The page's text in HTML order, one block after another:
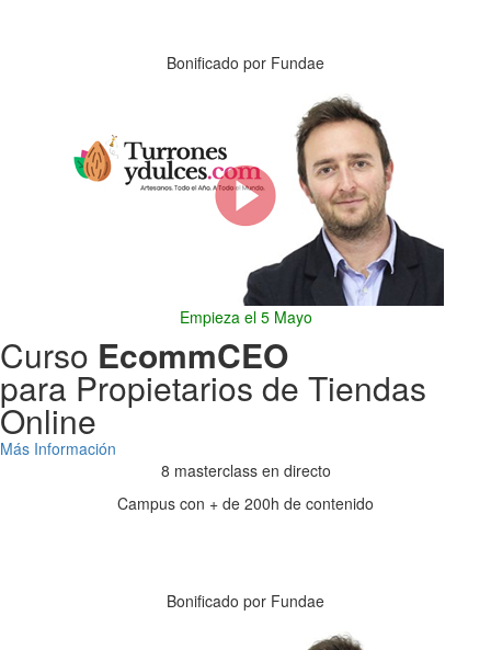
Bonificado por Fundae
Empieza el 5 Mayo
Curso EcommCEO
para Propietarios de Tiendas
Online
Más Información
8 masterclass en directo
Campus con + de 200h de contenido
Bonificado por Fundae